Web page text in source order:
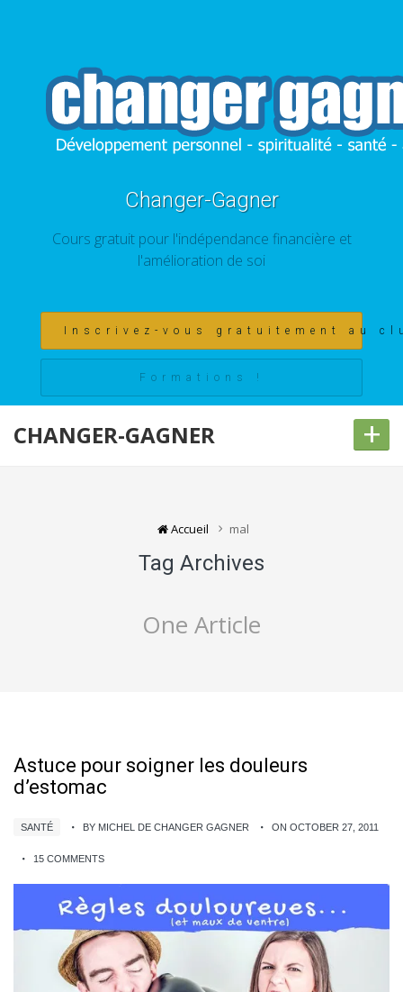
Changer-Gagner
Cours gratuit pour l'indépendance financière et
l'amélioration de soi
Inscrivez-vous gratuitement au
Formations !
CHANGER-GAGNER +
Accueil mal
Tag Archives
One Article
Astuce pour soigner les douleurs
d’estomac
SANTÉ BY MICHEL DE CHANGER GAGNER ON OCTOBER 27, 2011
15 COMMENTS